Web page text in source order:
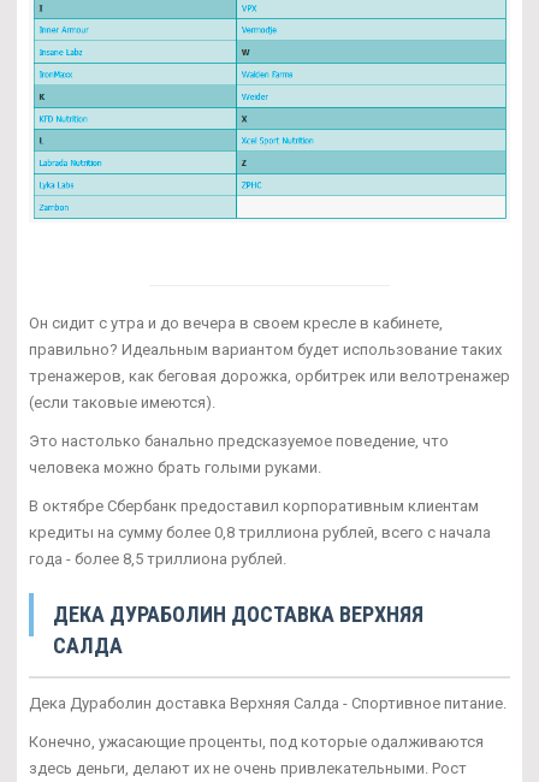
Он сидит с утра и до вечера в своем кресле в кабинете,
правильно? Идеальным вариантом будет использование таких
тренажеров, как беговая дорожка, орбитрек или велотренажер
(если таковые имеются).
Это настолько банально предсказуемое поведение, что
человека можно брать голыми руками.
В октябре Сбербанк предоставил корпоративным клиентам
кредиты на сумму более 0,8 триллиона рублей, всего с начала
года - более 8,5 триллиона рублей.
ДЕКА ДУРАБОЛИН ДОСТАВКА ВЕРХНЯЯ
САЛДА
Дека Дураболин доставка Верхняя Салда - Спортивное питание.
Конечно, ужасающие проценты, под которые одалживаются
здесь деньги, делают их не очень привлекательными. Рост